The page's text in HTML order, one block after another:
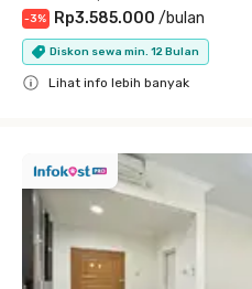
-3% Rp3.585.000 /bulan
Diskon sewa min. 12 Bulan
Lihat info lebih banyak